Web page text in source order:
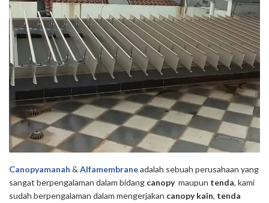
Canopyamanah & Alfamembraneadalah sebuah perusahaan yang
sangat berpengalaman dalam bidang canopymaupun tenda, kami
sudah berpengalaman dalam mengerjakan canopy kain, tenda